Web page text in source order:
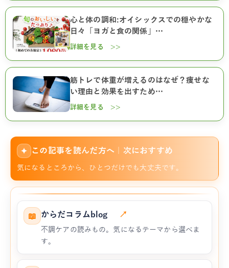
心と体の調和:オイシックスでの穏やかな
日々「ヨガと食の関係」…
詳細を見る >>
筋トレで体重が増えるのはなぜ？痩せな
い理由と効果を出すため…
詳細を見る >>
✦ この記事を読んだ方へ｜次におすすめ
気になるところから、ひとつだけでも大丈夫です。
📖 からだコラムblog ↗
不調ケアの読みもの。気になるテーマから選べま
す。